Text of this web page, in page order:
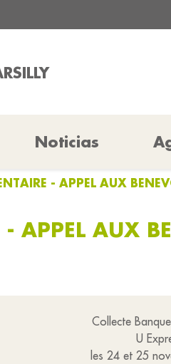
Noticias
- APPEL AUX
APPEL AUX
Collecte
U
les 24 et 25